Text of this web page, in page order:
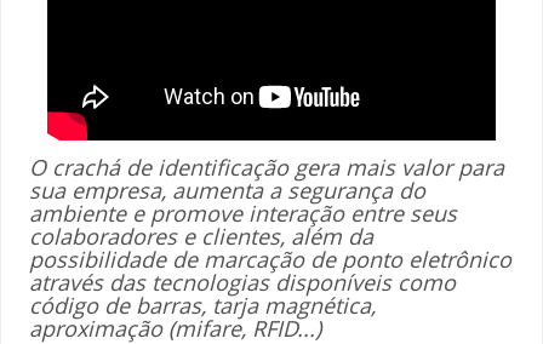
O crachá de identificação gera mais valor para
sua empresa, aumenta a segurança do
ambiente e promove interação entre seus
colaboradores e clientes, além da
possibilidade de marcação de ponto eletrônico
através das tecnologias disponíveis como
código de barras, tarja magnética,
aproximação (mifare, RFID...)